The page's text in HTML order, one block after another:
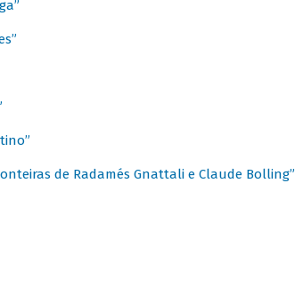
de Radamés Gnattali e Claude Bolling”